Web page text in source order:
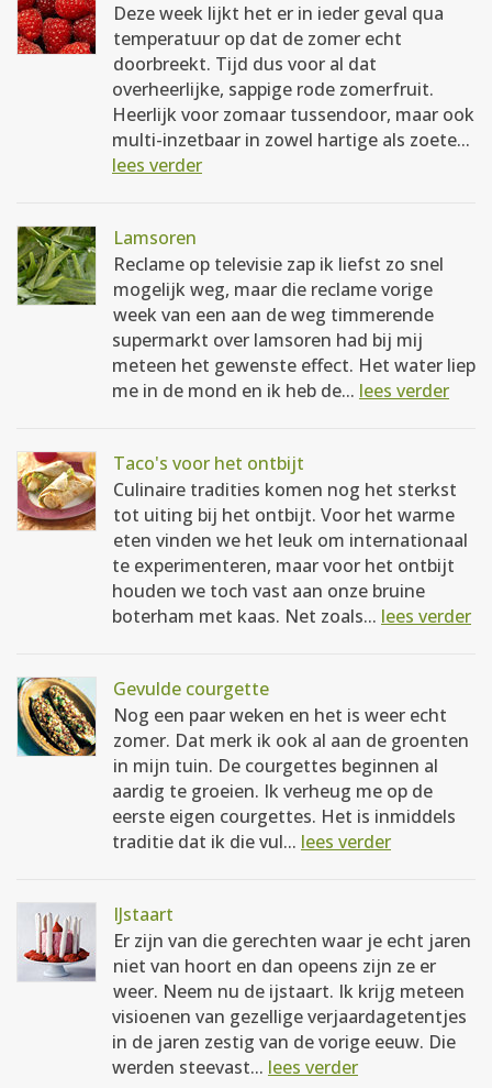
Deze week lijkt het er in ieder geval qua
temperatuur op dat de zomer echt
doorbreekt. Tijd dus voor al dat
overheerlijke, sappige rode zomerfruit.
Heerlijk voor zomaar tussendoor, maar ook
multi-inzetbaar in zowel hartige als zoete...
lees verder
Lamsoren
Reclame op televisie zap ik liefst zo snel
mogelijk weg, maar die reclame vorige
week van een aan de weg timmerende
supermarkt over lamsoren had bij mij
meteen het gewenste effect. Het water liep
me in de mond en ik heb de... lees verder
Taco's voor het ontbijt
Culinaire tradities komen nog het sterkst
tot uiting bij het ontbijt. Voor het warme
eten vinden we het leuk om internationaal
te experimenteren, maar voor het ontbijt
houden we toch vast aan onze bruine
boterham met kaas. Net zoals... lees verder
Gevulde courgette
Nog een paar weken en het is weer echt
zomer. Dat merk ik ook al aan de groenten
in mijn tuin. De courgettes beginnen al
aardig te groeien. Ik verheug me op de
eerste eigen courgettes. Het is inmiddels
traditie dat ik die vul... lees verder
IJstaart
Er zijn van die gerechten waar je echt jaren
niet van hoort en dan opeens zijn ze er
weer. Neem nu de ijstaart. Ik krijg meteen
visioenen van gezellige verjaardagetentjes
in de jaren zestig van de vorige eeuw. Die
werden steevast... lees verder